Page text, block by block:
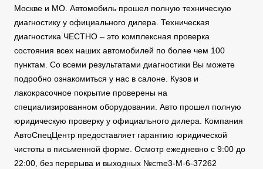
Москве и МО. Автомобиль прошел полную техническую
диагностику у официального дилера. Техническая
диагностика ЧЕСТНО – это комплексная проверка
состояния всех наших автомобилей по более чем 100
пунктам. Со всеми результатами диагностики Вы можете
подробно ознакомиться у нас в салоне. Кузов и
лакокрасочное покрытие проверены на
специализированном оборудовании. Авто прошел полную
юридическую проверку у официального дилера. Компания
АвтоСпецЦентр предоставляет гарантию юридической
чистоты в письменной форме. Осмотр ежедневно с 9:00 до
22:00, без перерыва и выходных №cme3-M-6-37262